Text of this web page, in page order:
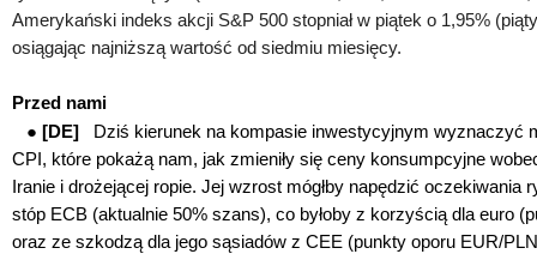
Amerykański indeks akcji S&P 500 stopniał w piątek o 1,95%
osiągając najniższą wartość od siedmiu miesięcy.
Przed nami
● [DE]
Dziś kierunek na kompasie inwestycyjnym wyznaczyć
CPI, które pokażą nam, jak zmieniły się ceny konsumpcyjne
Iranie i drożejącej ropie. Jej wzrost mógłby napędzić oczekiwania
stóp ECB (aktualnie 50% szans), co byłoby z korzyścią dla euro
oraz ze szkodzą dla jego sąsiadów z CEE (punkty oporu EUR/